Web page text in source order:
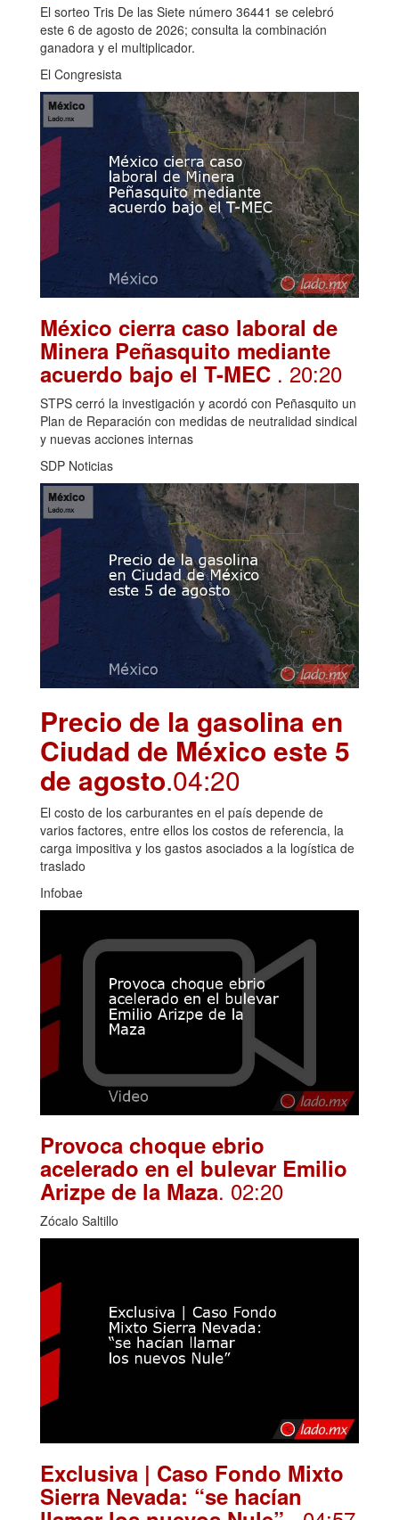
El sorteo Tris De las Siete número 36441 se celebró
este 6 de agosto de 2026; consulta la combinación
ganadora y el multiplicador.
El Congresista
México cierra caso laboral de
Minera Peñasquito mediante
acuerdo bajo el T-MEC . 20:20
STPS cerró la investigación y acordó con Peñasquito un
Plan de Reparación con medidas de neutralidad sindical
y nuevas acciones internas
SDP Noticias
Precio de la gasolina en
Ciudad de México este 5
de agosto.04:20
El costo de los carburantes en el país depende de
varios factores, entre ellos los costos de referencia, la
carga impositiva y los gastos asociados a la logística de
traslado
Infobae
Provoca choque ebrio
acelerado en el bulevar Emilio
Arizpe de la Maza. 02:20
Zócalo Saltillo
Exclusiva | Caso Fondo Mixto
Sierra Nevada: “se hacían